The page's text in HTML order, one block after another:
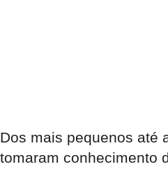
Dos mais pequenos até
tomaram conhecimento